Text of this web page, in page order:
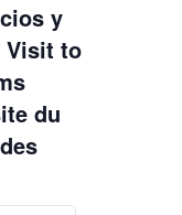
y
Visit to
du